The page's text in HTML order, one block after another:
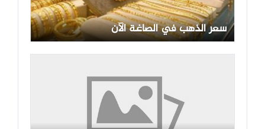
سعر الذهب في الصاغة الآن